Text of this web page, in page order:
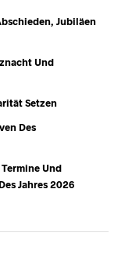
Jubiläen
Und
Setzen
Des
Und
Jahres 2026